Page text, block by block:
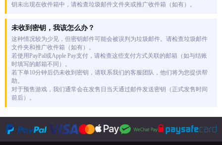
钥未出现在收件箱中，请检查垃圾邮件文件夹或推广收件箱（如有）。
未收到密钥，我该怎么办？
这种情况较为少见，但密钥邮件可能会被误判为垃圾邮件。请检查垃圾邮件
文件夹和推广收件箱（如有）。
若使用PayPal或Apple Pay支付，请检查这些支付方式关联的邮箱（如与结账
时填写的邮箱不同）。
若下单10分钟后仍未收到密钥，请联系我们的客服团队，他们将为您提供帮
助。
对于预售游戏，我们通常会在发售日当天通过邮件发送密钥（正式发售时间
前后）。